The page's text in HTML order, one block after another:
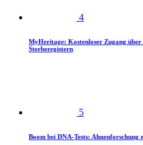
4
MyHeritage: Kostenloser Zugang
Sterberegistern
5
Boom bei DNA-Tests: